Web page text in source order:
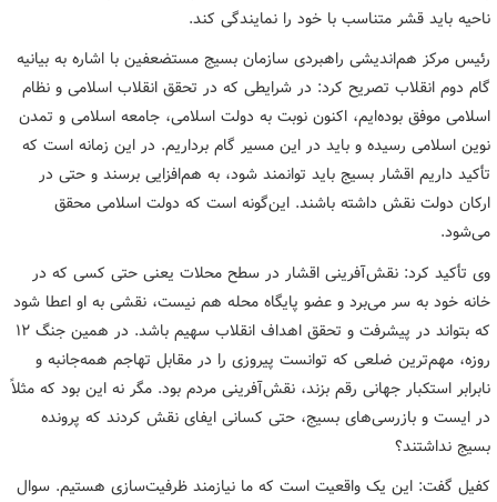
ناحیه باید قشر متناسب با خود را نمایندگی کند.
رئیس مرکز هم‌اندیشی راهبردی سازمان بسیج مستضعفین با اشاره به بیانیه
گام دوم انقلاب تصریح کرد: در شرایطی که در تحقق انقلاب اسلامی و نظام
اسلامی موفق بوده‌ایم، اکنون نوبت به دولت اسلامی، جامعه اسلامی و تمدن
نوین اسلامی رسیده و باید در این مسیر گام برداریم. در این زمانه است که
تأکید داریم اقشار بسیج باید توانمند شود، به هم‌افزایی برسند و حتی در
ارکان دولت نقش داشته باشند. این‌گونه است که دولت اسلامی محقق
می‌شود.
وی تأکید کرد: نقش‌آفرینی اقشار در سطح محلات یعنی حتی کسی که در
خانه خود به سر می‌برد و عضو پایگاه محله هم نیست، نقشی به او اعطا شود
که بتواند در پیشرفت و تحقق اهداف انقلاب سهیم باشد. در همین جنگ ۱۲
روزه، مهم‌ترین ضلعی که توانست پیروزی را در مقابل تهاجم همه‌جانبه و
نابرابر استکبار جهانی رقم بزند، نقش‌آفرینی مردم بود. مگر نه این بود که مثلاً
در ایست و بازرسی‌های بسیج، حتی کسانی ایفای نقش کردند که پرونده
بسیج نداشتند؟
کفیل گفت: این یک واقعیت است که ما نیازمند ظرفیت‌سازی هستیم. سوال